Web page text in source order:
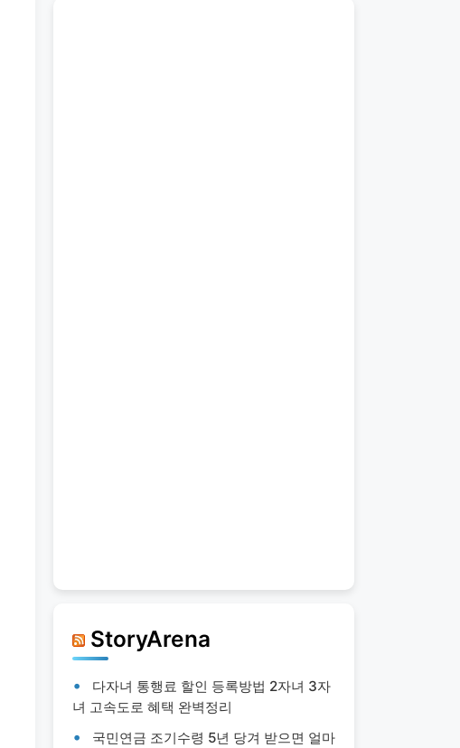
StoryArena
다자녀 통행료 할인 등록방법 2자녀 3자
녀 고속도로 혜택 완벽정리
국민연금 조기수령 5년 당겨 받으면 얼마